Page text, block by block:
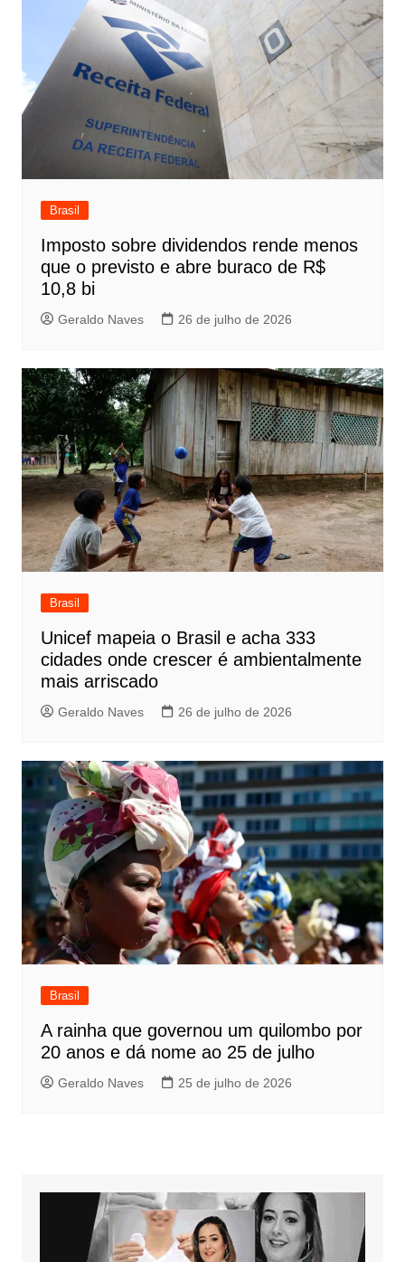
Brasil
Imposto sobre dividendos rende menos
que o previsto e abre buraco de R$
10,8 bi
Geraldo Naves 26 de julho de 2026
Brasil
Unicef mapeia o Brasil e acha 333
cidades onde crescer é ambientalmente
mais arriscado
Geraldo Naves 26 de julho de 2026
Brasil
A rainha que governou um quilombo por
20 anos e dá nome ao 25 de julho
Geraldo Naves 25 de julho de 2026